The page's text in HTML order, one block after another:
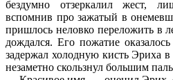
бездумно отзеркалил жест,
вспомнив про зажатый в
пришлось неловко переложить в
дождался. Его пожатие
задержал холодную кисть Эриха
незаметно скользнул большим